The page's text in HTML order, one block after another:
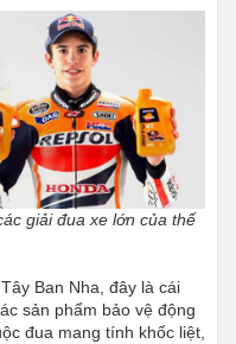
giải đua xe lớn của thế
sản phẩm bảo vệ động
đua mang tính khốc liệt,